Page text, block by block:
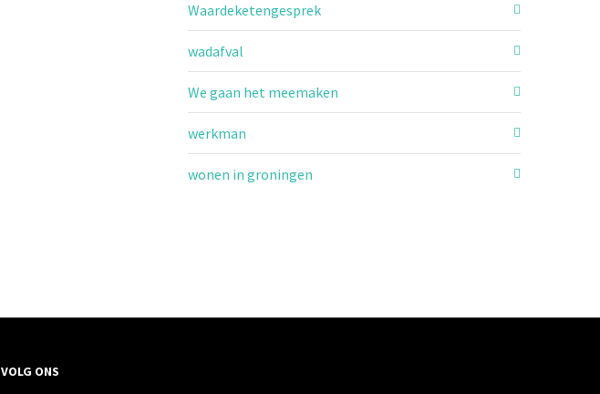
Waardeketengesprek
wadafval
We gaan het meemaken
werkman
wonen in groningen
VOLG ONS